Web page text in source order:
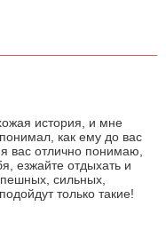
история, и мне
как ему до вас
вас отлично понимаю,
езжайте отдыхать и
сильных,
только такие!